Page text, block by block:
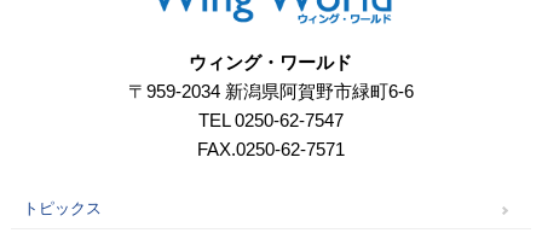
ウィング・ワールド
〒959-2034 新潟県阿賀野市緑町6-6
TEL 0250-62-7547
FAX.0250-62-7571
トピックス